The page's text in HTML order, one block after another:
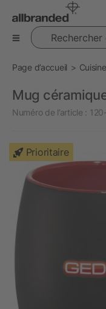
Rechercher des
Page d’accueil
Mug
Numéro de l’article :
Prioritaire